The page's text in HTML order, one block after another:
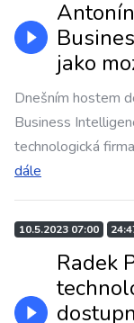
jako
Dnešním hostem
Business
technologická
dále
10.5.2023 07:00
Radek